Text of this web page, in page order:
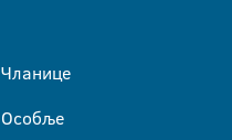
Чланице
Особље